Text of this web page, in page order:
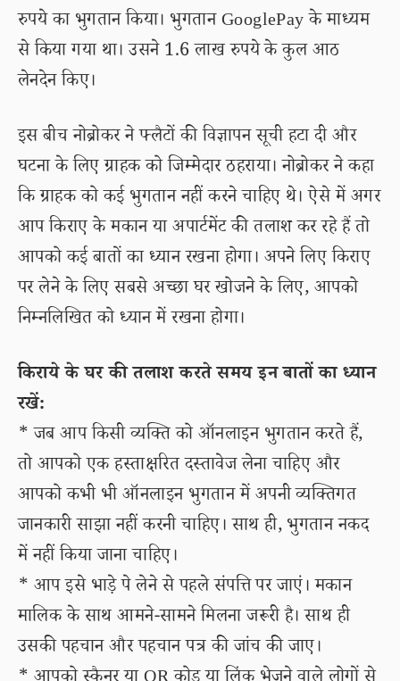
रुपये का भुगतान किया। भुगतान GooglePay के माध्यम
से किया गया था। उसने 1.6 लाख रुपये के कुल आठ
लेनदेन किए।
इस बीच नोब्रोकर ने फ्लैटों की विज्ञापन सूची हटा दी और
घटना के लिए ग्राहक को जिम्मेदार ठहराया। नोब्रोकर ने कहा
कि ग्राहक को कई भुगतान नहीं करने चाहिए थे। ऐसे में अगर
आप किराए के मकान या अपार्टमेंट की तलाश कर रहे हैं तो
आपको कई बातों का ध्यान रखना होगा। अपने लिए किराए
पर लेने के लिए सबसे अच्छा घर खोजने के लिए, आपको
निम्नलिखित को ध्यान में रखना होगा।
किराये के घर की तलाश करते समय इन बातों का ध्यान
रखें:
* जब आप किसी व्यक्ति को ऑनलाइन भुगतान करते हैं,
तो आपको एक हस्ताक्षरित दस्तावेज लेना चाहिए और
आपको कभी भी ऑनलाइन भुगतान में अपनी व्यक्तिगत
जानकारी साझा नहीं करनी चाहिए। साथ ही, भुगतान नकद
में नहीं किया जाना चाहिए।
* आप इसे भाड़े पे लेने से पहले संपत्ति पर जाएं। मकान
मालिक के साथ आमने-सामने मिलना जरूरी है। साथ ही
उसकी पहचान और पहचान पत्र की जांच की जाए।